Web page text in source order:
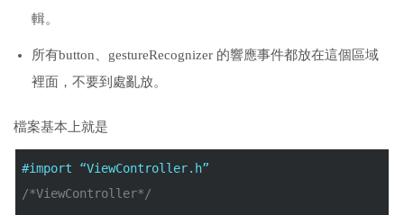
輯。
所有button、gestureRecognizer 的響應事件都放在這個區域
裡面，不要到處亂放。
檔案基本上就是
#import “ViewController.h”
/*ViewController*/